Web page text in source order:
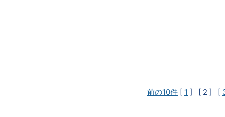
前の10件 [ 1 ] [ 2 ] [